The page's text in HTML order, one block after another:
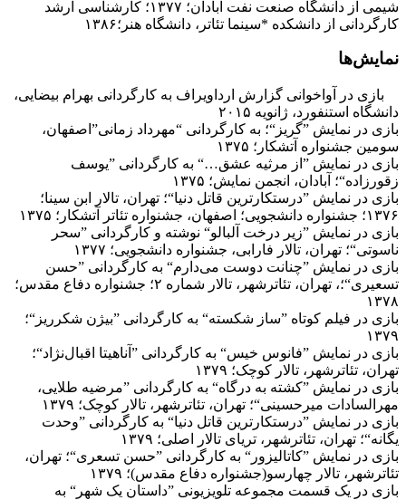
شیمی از دانشگاه صنعت نفت آبادان؛ ۱۳۷۷؛ کارشناسی ارشد
کارگردانی از دانشکده *سینما تئاتر، دانشگاه هنر؛۱۳۸۶
نمایش‌ها
بازی در آواخوانی گزارش ارداویراف به کارگردانی بهرام بیضایی،
دانشگاه استنفورد، ژانویه ۲۰۱۵
بازی در نمایش ”گریز“؛ به کارگردانی “مهرداد زمانی”اصفهان،
سومین جشنواره آتشکار؛ ۱۳۷۵
بازی در نمایش ”از مرثیه عشق…“ به کارگردانی ”یوسف
زقورزاده“؛ آبادان، انجمن نمایش؛ ۱۳۷۵
بازی در نمایش ”درستکارترین قاتل دنیا“؛ تهران، تالار ابن سینا؛
۱۳۷۶؛ جشنواره دانشجویی؛ اصفهان، جشنواره تئاتر آتشکار؛ ۱۳۷۵
بازی در نمایش ”زیر درخت آلبالو“ نوشته و کارگردانی ”سحر
ناسوتی“؛ تهران، تالار فارابی، جشنواره دانشجویی؛ ۱۳۷۷
بازی در نمایش ”چنانت دوست می‌دارم“ به کارگردانی ”حسن
تسعیری“؛، تهران، تئاترشهر، تالار شماره ۲؛ جشنواره دفاع مقدس؛
۱۳۷۸
بازی در فیلم کوتاه ”ساز شکسته“ به کارگردانی ”بیژن شکرریز“؛
۱۳۷۹
بازی در نمایش ”فانوس خیس“ به کارگردانی ”آناهیتا اقبال‌نژاد“؛
تهران، تئاترشهر، تالار کوچک؛ ۱۳۷۹
بازی در نمایش ”کشته به درگاه“ به کارگردانی ”مرضیه طلایی،
مهرالسادات میرحسینی“؛ تهران، تئاترشهر، تالار کوچک؛ ۱۳۷۹
بازی در نمایش ”درستکارترین قاتل دنیا“ به کارگردانی ”وحدت
یگانه“؛ تهران، تئاترشهر، تریای تالار اصلی؛ ۱۳۷۹
بازی در نمایش ”کاتالیزور“ به کارگردانی ”حسن تسعری“؛ تهران،
تئاترشهر، تالار چهارسو(جشنواره دفاع مقدس)؛ ۱۳۷۹
بازی در یک قسمت مجموعه تلویزیونی ”داستان یک شهر“ به